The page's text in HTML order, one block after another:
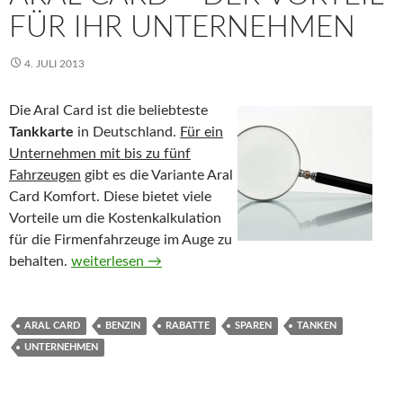
FÜR IHR UNTERNEHMEN
4. JULI 2013
Die Aral Card ist die beliebteste
Tankkarte in Deutschland. Für ein
Unternehmen mit bis zu fünf
Fahrzeugen gibt es die Variante Aral
Card Komfort. Diese bietet viele
Vorteile um die Kostenkalkulation
für die Firmenfahrzeuge im Auge zu
behalten. Aral Card – Der Vorteil für ihr Unternehmen
weiterlesen →
ARAL CARD BENZIN RABATTE SPAREN TANKEN
UNTERNEHMEN